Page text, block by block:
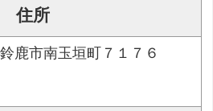
住所
鹿市南玉垣町７１７６